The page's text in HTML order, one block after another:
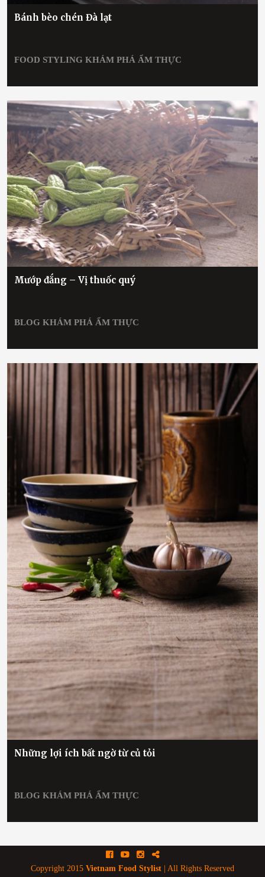
Bánh bèo chén Đà lạt
FOOD STYLING KHÁM PHÁ ẨM THỰC
Mướp đắng – Vị thuốc quý
BLOG KHÁM PHÁ ẨM THỰC
Những lợi ích bất ngờ từ củ tỏi
BLOG KHÁM PHÁ ẨM THỰC
FacebookYoutubeInstagram
Copyright 2015 Vietnam Food Stylist | All Rights Reserved